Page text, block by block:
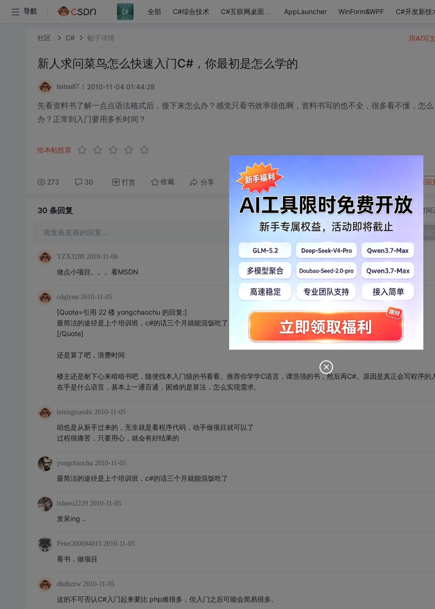
导航 全部 C#综合技术 C#互联网桌面应用 AppLauncher WinForm&WPF C#开发新技
社区 C# 帖子详情
新人求问菜鸟怎么快速入门C#，你最初是怎么学的
hnlnn87 2010-11-04 01:44:28
先看资料书了解一点点语法格式后，接下来怎么办？感觉只看书效率很低啊，资料书写的也不全，很多看不懂，怎么
办？正常到入门要用多长时间？
给本帖投票
273 30 打赏 收藏 分享 转发到动态 写回
用AI写
30 条回复 切换为时间
请发表友善的回复…
YZX3288 2010-11-06
做点小项目。。。看MSDN
cdglynn 2010-11-05
[Quote=引用 22 楼 yongchaochu 的回复:]
最简洁的途径是上个培训班，c#的话三个月就能混饭吃了
[/Quote]
还是算了吧，浪费时间
楼主还是耐下心来啃啃书吧，随便找本入门级的书看看。推荐你学学C语言，谭浩强的书，然后再C#。原因是真正会写程序的
在乎是什么语言，基本上一通百通，困难的是算法，怎么实现需求。
leitingtianshi 2010-11-05
咱也是从新手过来的，无非就是看程序代码，动手做项目就可以了
过程很痛苦，只要用心，就会有好结果的
yongchaochu 2010-11-05
最简洁的途径是上个培训班，c#的话三个月就能混饭吃了
lxhero2229 2010-11-05
发呆ing ..
Peter200694013 2010-11-05
看书，做项目
dhdhzzw 2010-11-05
这的不可否认C#入门起来要比 php难很多，但入门之后可能会简易很多。